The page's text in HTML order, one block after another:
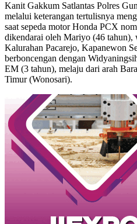
Kanit Gakkum Satlantas Polres
melalui keterangan tertulisnya
saat sepeda motor Honda PCX
dikendarai oleh Mariyo (46 tahun),
Kalurahan Pacarejo, Kapanewon
berboncengan dengan
EM (3 tahun), melaju dari arah
Timur (Wonosari).